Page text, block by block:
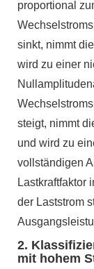
proportional
sinkt, nimmt
wird zu einer
steigt, nimmt
und wird zu
vollständigen
Lastkraftfaktor
der Laststrom
2.
mit hohem